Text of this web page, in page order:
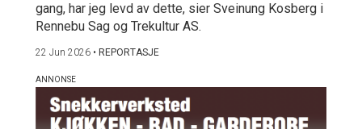
gang, har jeg levd av dette, sier Sveinung Kosberg i
Rennebu Sag og Trekultur AS.
22 Jun 2026 • REPORTASJE